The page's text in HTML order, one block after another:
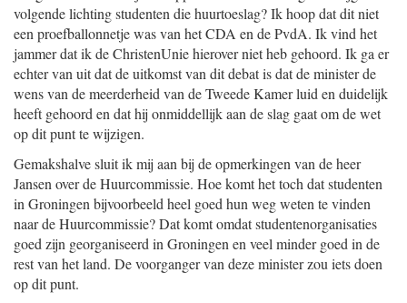
volgende lichting studenten die huurtoeslag? Ik hoop dat dit niet
een proefballonnetje was van het CDA en de PvdA. Ik vind het
jammer dat ik de ChristenUnie hierover niet heb gehoord. Ik ga er
echter van uit dat de uitkomst van dit debat is dat de minister de
wens van de meerderheid van de Tweede Kamer luid en duidelijk
heeft gehoord en dat hij onmiddellijk aan de slag gaat om de wet
op dit punt te wijzigen.
Gemakshalve sluit ik mij aan bij de opmerkingen van de heer
Jansen over de Huurcommissie. Hoe komt het toch dat studenten
in Groningen bijvoorbeeld heel goed hun weg weten te vinden
naar de Huurcommissie? Dat komt omdat studentenorganisaties
goed zijn georganiseerd in Groningen en veel minder goed in de
rest van het land. De voorganger van deze minister zou iets doen
op dit punt.